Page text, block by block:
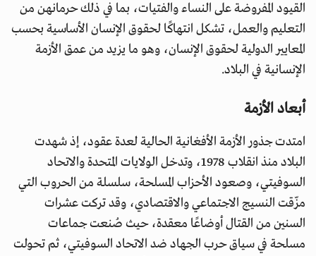
القيود المفروضة على النساء والفتيات، بما في ذلك حرمانهن من
التعليم والعمل، تشكل انتهاكًا لحقوق الإنسان الأساسية بحسب
المعايير الدولية لحقوق الإنسان، وهو ما يزيد من عمق الأزمة
الإنسانية في البلاد.
أبعاد الأزمة
امتدت جذور الأزمة الأفغانية الحالية لعدة عقود، إذ شهدت
البلاد منذ انقلاب 1978، وتدخل الولايات المتحدة والاتحاد
السوفيتي، وصعود الأحزاب المسلحة، سلسلة من الحروب التي
مزّقت النسيج الاجتماعي والاقتصادي، وقد تركت عشرات
السنين من القتال أوضاعًا معقدة، حيث صُنعت جماعات
مسلحة في سياق حرب الجهاد ضد الاتحاد السوفيتي، ثم تحولت